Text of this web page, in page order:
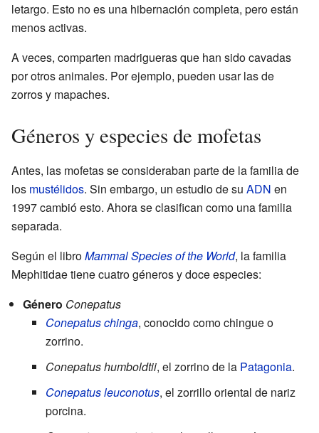
letargo. Esto no es una hibernación completa, pero están
menos activas.
A veces, comparten madrigueras que han sido cavadas
por otros animales. Por ejemplo, pueden usar las de
zorros y mapaches.
Géneros y especies de mofetas
Antes, las mofetas se consideraban parte de la familia de
los mustélidos. Sin embargo, un estudio de su ADN en
1997 cambió esto. Ahora se clasifican como una familia
separada.
Según el libroMammal Species of the World, la familia
Mephitidae tiene cuatro géneros y doce especies:
Género Conepatus
Conepatus chinga, conocido como chingue o
zorrino.
Conepatus humboldtii, el zorrino de la Patagonia.
Conepatus leuconotus, el zorrillo oriental de nariz
porcina.